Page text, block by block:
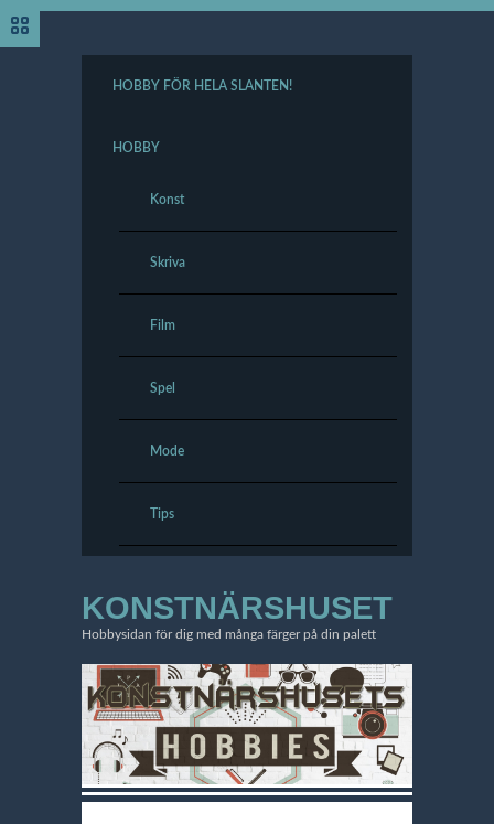
HOBBY FÖR HELA SLANTEN!
HOBBY
Konst
Skriva
Film
Spel
Mode
Tips
KONSTNÄRSHUSET
Hobbysidan för dig med många färger på din palett